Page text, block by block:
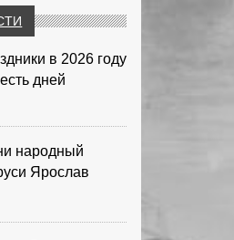
в 2026 году
дней
народный
Ярослав